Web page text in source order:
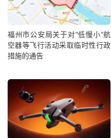
福州市公安局关于对“低慢小”航
空器等飞行活动采取临时性行政
措施的通告